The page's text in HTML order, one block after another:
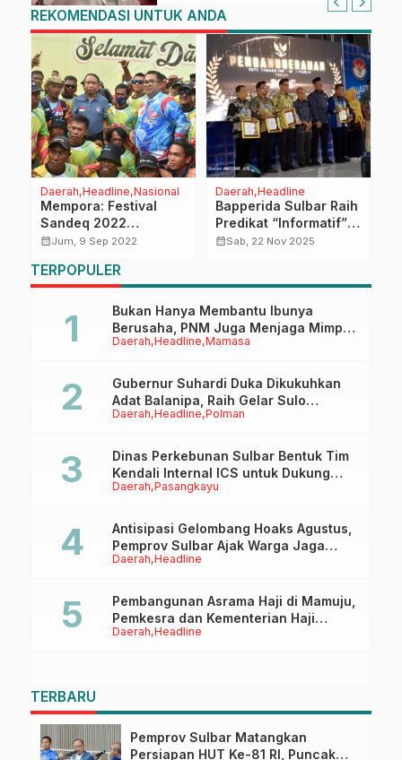
REKOMENDASI UNTUK ANDA
Daerah Headline Nasional
Mempora: Festival
Sandeq 2022
Menginspirasi, Layak
calendar_monthJum, 9 Sep 2022
Daerah Headline
Bapperida Sulbar Raih
Predikat “Informatif”
di KI Award 2025
calendar_monthSab, 22 Nov 2025
TERPOPULER
Daerah Headline Mamasa
Bukan Hanya Membantu Ibunya
Berusaha, PNM Juga Menjaga Mimpi
Anaknya Untuk Menggapai Cita-Cita
Daerah Headline Polman
Gubernur Suhardi Duka Dikukuhkan
Adat Balanipa, Raih Gelar Sulo
Tappidena
Daerah Pasangkayu
Dinas Perkebunan Sulbar Bentuk Tim
Kendali Internal ICS untuk Dukung
Sertifikasi ISPO Pekebun di
Daerah Headline
Antisipasi Gelombang Hoaks Agustus,
Pemprov Sulbar Ajak Warga Jaga
Ruang Digital
Daerah Headline
Pembangunan Asrama Haji di Mamuju,
Pemkesra dan Kementerian Haji
Sulbar Tinjau Lokasi
TERBARU
Pemprov Sulbar Matangkan
Persiapan HUT Ke-81 RI, Puncak